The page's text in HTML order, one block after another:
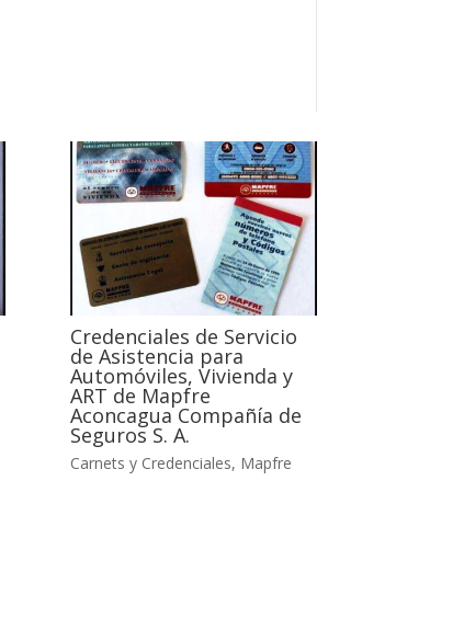
Credenciales de Servicio
de Asistencia para
Automóviles, Vivienda y
ART de Mapfre
Aconcagua Compañía de
Seguros S. A.
Carnets y Credenciales, Mapfre